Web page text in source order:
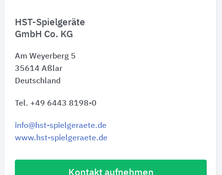
HST-Spielgeräte
GmbH Co. KG
Am Weyerberg 5
35614 Aßlar
Deutschland
Tel. +49 6443 8198-0
info@hst-spielgeraete.de
www.hst-spielgeraete.de
Kontakt aufnehmen